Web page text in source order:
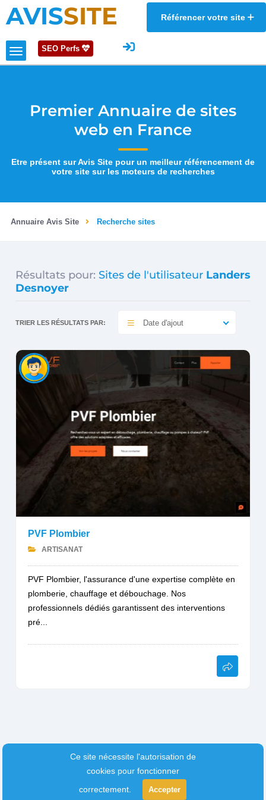
AVISSITE Référencer votre site
SEO Perfs
Premier Annuaire de sites
web en France
Etre présent sur Avis Site pour un meilleur référencement de
votre site sur les moteurs de recherches
Annuaire Avis Site Recherche sites
Résultats pour: Sites de l'utilisateur Landers
Desnoyer
TRIER LES RÉSULTATS PAR: Date d'ajout
PVF Plombier
ARTISANAT
PVF Plombier, l'assurance d'une expertise complète en
plomberie, chauffage et débouchage. Nos
professionnels dédiés garantissent des interventions
pré...
Ce site nécessite l'autorisation de
cookies pour fonctionner
correctement.
Accepter